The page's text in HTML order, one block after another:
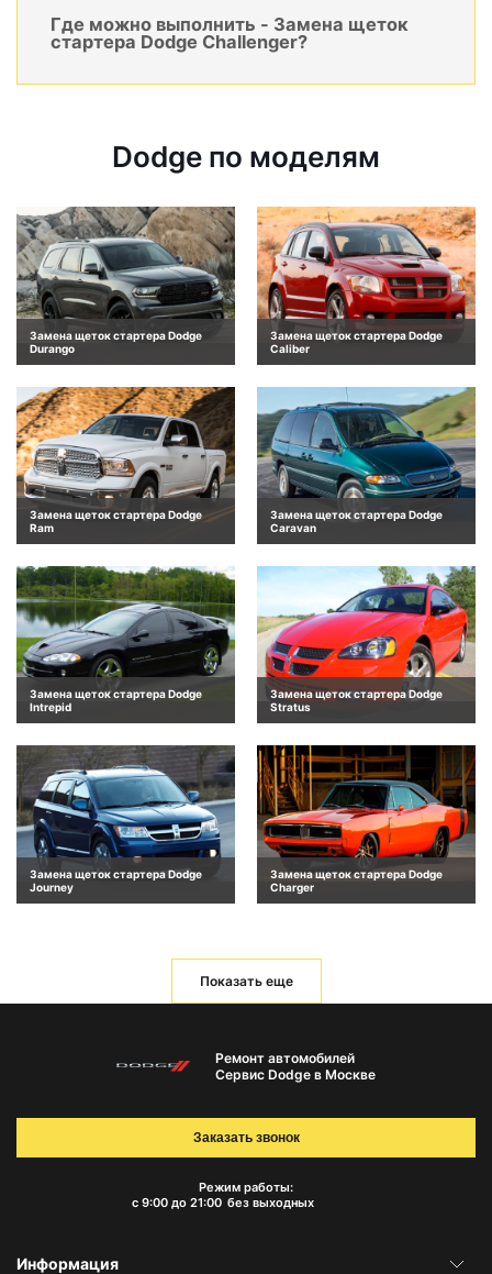
Где можно выполнить - Замена щеток
стартера Dodge Challenger?
Dodge по моделям
Замена щеток стартера Dodge
Durango
Замена щеток стартера Dodge
Caliber
Замена щеток стартера Dodge
Ram
Замена щеток стартера Dodge
Caravan
Замена щеток стартера Dodge
Intrepid
Замена щеток стартера Dodge
Stratus
Замена щеток стартера Dodge
Journey
Замена щеток стартера Dodge
Charger
Показать еще
Ремонт автомобилей
Сервис Dodge в Москве
Режим работы:
с 9:00 до 21:00 без выходных
Заказать звонок
Информация